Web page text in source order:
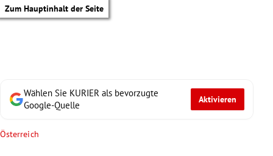
Zum Hauptinhalt der Seite
Wählen Sie KURIER als bevorzugte
Google-Quelle
Aktivieren
Österreich